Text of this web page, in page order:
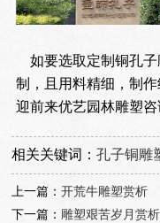
如要选取定制铜孔子
制，且用料精细，制
迎前来优艺园林雕塑咨
相关关键词：孔子铜雕
上一篇：开荒牛雕塑赏析
下一篇： 雕塑艰苦岁月赏